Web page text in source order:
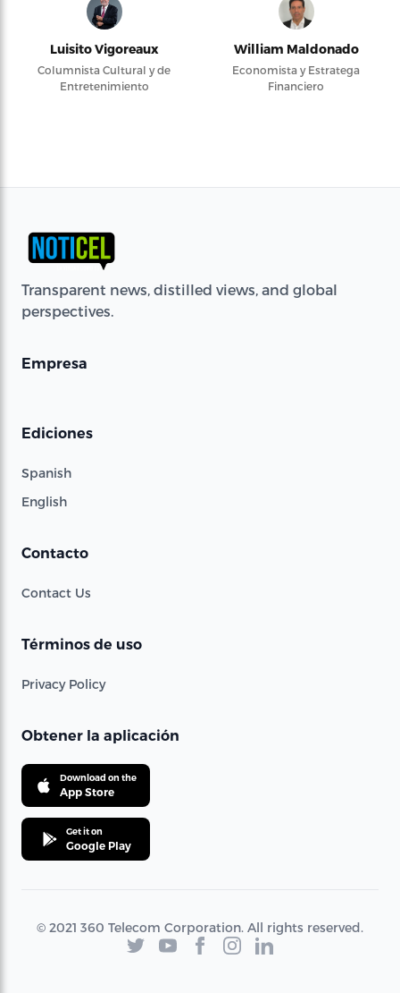
Luisito Vigoreaux
Columnista Cultural y de
Entretenimiento
William Maldonado
Economista y Estratega
Financiero
Transparent news, distilled views, and global
perspectives.
Empresa
Ediciones
Spanish
English
Contacto
Contact Us
Términos de uso
Privacy Policy
Obtener la aplicación
Download on the
App Store
Get it on
Google Play
© 2021 360 Telecom Corporation. All rights reserved.